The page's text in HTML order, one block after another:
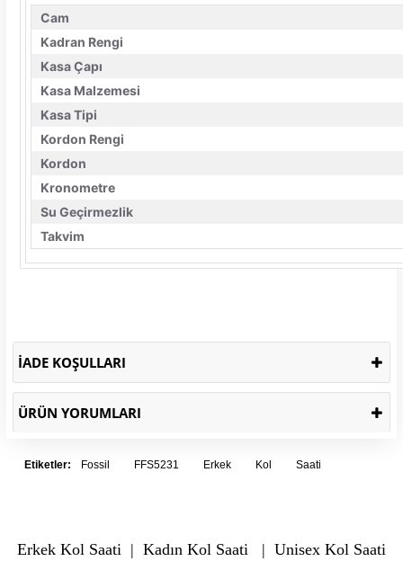
Cam
Kadran Rengi
Kasa Çapı
Kasa Malzemesi
Kasa Tipi
Kordon Rengi
Kordon
Kronometre
Su Geçirmezlik
Takvim
İADE KOŞULLARI
ÜRÜN YORUMLARI
Etiketler: Fossil FFS5231 Erkek Kol Saati
Erkek Kol Saati| Kadın Kol Saati| Unisex Kol Saati